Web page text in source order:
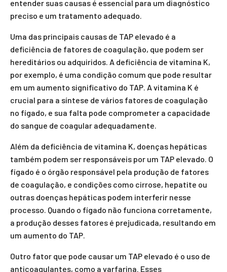
entender suas causas é essencial para um diagnóstico
preciso e um tratamento adequado.
Uma das principais causas de TAP elevado é a
deficiência de fatores de coagulação, que podem ser
hereditários ou adquiridos. A deficiência de vitamina K,
por exemplo, é uma condição comum que pode resultar
em um aumento significativo do TAP. A vitamina K é
crucial para a síntese de vários fatores de coagulação
no fígado, e sua falta pode comprometer a capacidade
do sangue de coagular adequadamente.
Além da deficiência de vitamina K, doenças hepáticas
também podem ser responsáveis por um TAP elevado. O
fígado é o órgão responsável pela produção de fatores
de coagulação, e condições como cirrose, hepatite ou
outras doenças hepáticas podem interferir nesse
processo. Quando o fígado não funciona corretamente,
a produção desses fatores é prejudicada, resultando em
um aumento do TAP.
Outro fator que pode causar um TAP elevado é o uso de
anticoagulantes, como a varfarina. Esses